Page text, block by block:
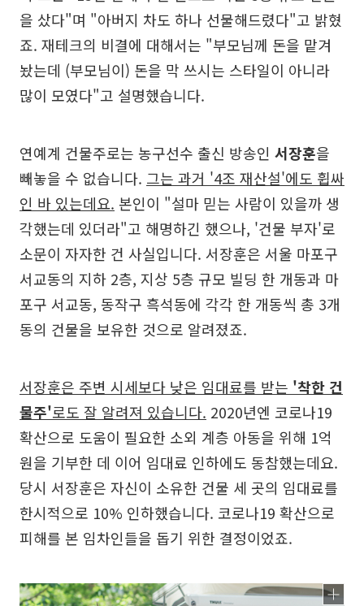
을 샀다"며 "아버지 차도 하나 선물해드렸다"고 밝혔
죠. 재테크의 비결에 대해서는 "부모님께 돈을 맡겨
놨는데 (부모님이) 돈을 막 쓰시는 스타일이 아니라
많이 모였다"고 설명했습니다.
연예계 건물주로는 농구선수 출신 방송인 서장훈을
빼놓을 수 없습니다. 그는 과거 '4조 재산설'에도 휩싸
인 바 있는데요. 본인이 "설마 믿는 사람이 있을까 생
각했는데 있더라"고 해명하긴 했으나, '건물 부자'로
소문이 자자한 건 사실입니다. 서장훈은 서울 마포구
서교동의 지하 2층, 지상 5층 규모 빌딩 한 개동과 마
포구 서교동, 동작구 흑석동에 각각 한 개동씩 총 3개
동의 건물을 보유한 것으로 알려졌죠.
서장훈은 주변 시세보다 낮은 임대료를 받는 '착한 건
물주'로도 잘 알려져 있습니다. 2020년엔 코로나19
확산으로 도움이 필요한 소외 계층 아동을 위해 1억
원을 기부한 데 이어 임대료 인하에도 동참했는데요.
당시 서장훈은 자신이 소유한 건물 세 곳의 임대료를
한시적으로 10% 인하했습니다. 코로나19 확산으로
피해를 본 임차인들을 돕기 위한 결정이었죠.